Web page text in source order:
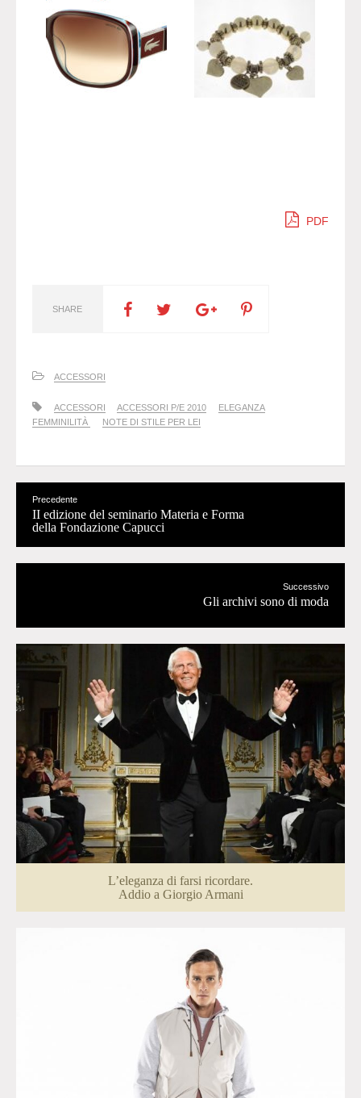
PDF
SHARE
ACCESSORI
ACCESSORI ACCESSORI P/E 2010
ELEGANZA
FEMMINILITÀ
NOTE DI STILE PER LEI
Precedente
II edizione del seminario Materia e Forma
della Fondazione Capucci
Successivo
Gli archivi sono di moda
L’eleganza di farsi ricordare.
Addio a Giorgio Armani